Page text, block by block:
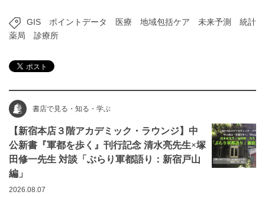
GIS ポイントデータ 医療 地域包括ケア 未来予測
統計
薬局
診療所
書店で見る・知る・学ぶ
【新宿本店３階アカデミック・ラウンジ】中
公新書『軍都を歩く』刊行記念 清水亮先生×塚
田修一先生 対談「ぶらり軍都語り：新宿戸山
編」
2026.08.07